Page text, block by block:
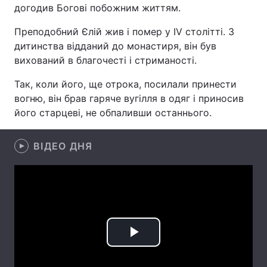
Україна Політика
Економіка Світ
Спорт
догодив Богові побожним життям.
Преподобний Єлій жив і помер у IV столітті. З
дитинства відданий до монастиря, він був
вихований в благочесті і стриманості.
Так, коли його, ще отрока, посилали принести
вогню, він брав гаряче вугілля в одяг і приносив
його старцеві, не обпаливши останнього.
ВІДЕО ДНЯ
Play